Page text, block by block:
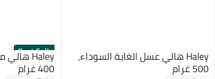
Haley هالي عسل الغابة السوداء،
500 غرام
Best Seller
400 غرام